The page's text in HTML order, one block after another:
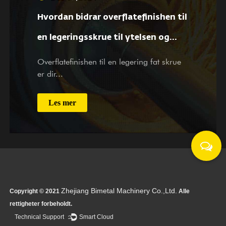
Hvordan bidrar overflatefinishen til
en legeringsskrue til ytelsen og
levetiden?
Overflatefinishen til en legering fat skrue
er dir...
Les mer
Copyright © 2021Zhejiang Bimetal Machinery Co.,Ltd. Alle
rettigheter forbeholdt.
Technical Support ： Smart Cloud